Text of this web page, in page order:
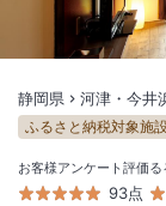
静岡県 河津・今井
ふるさと納税対象施設
お客様アンケート評価
93点
る